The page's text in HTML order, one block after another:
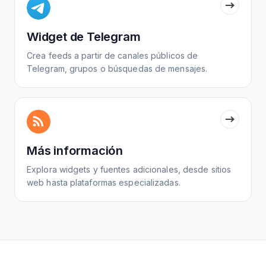
Widget de Telegram
Crea feeds a partir de canales públicos de
Telegram, grupos o búsquedas de mensajes.
Más información
Explora widgets y fuentes adicionales, desde sitios
web hasta plataformas especializadas.